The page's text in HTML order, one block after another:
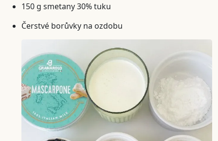
150 g smetany 30% tuku
Čerstvé borůvky na ozdobu